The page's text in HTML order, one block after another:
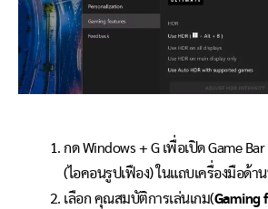
กด Windows + G เพื่อเปิด Game
(ไอคอนรูปเฟือง) ในแถบเครื่องมือด้า
เลือก คุณสมบัติการเล่นเกม(Gaming